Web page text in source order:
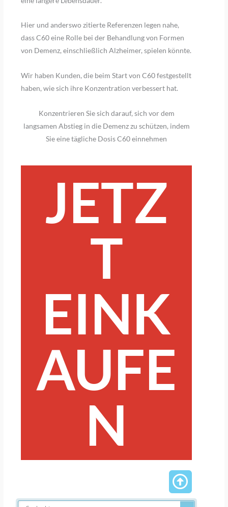
Hier und anderswo zitierte Referenzen legen nahe,
dass C60 eine Rolle bei der Behandlung von Formen
von Demenz, einschließlich Alzheimer, spielen könnte.
Wir haben Kunden, die beim Start von C60 festgestellt
haben, wie sich ihre Konzentration verbessert hat.
Konzentrieren Sie sich darauf, sich vor dem
langsamen Abstieg in die Demenz zu schützen, indem
Sie eine tägliche Dosis C60 einnehmen
JETZ
T
EINK
AUFE
N